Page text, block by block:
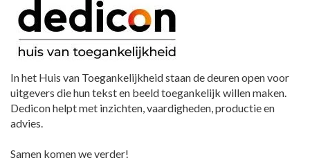
In het Huis van Toegankelijkheid staan de deuren open voor
uitgevers die hun tekst en beeld toegankelijk willen maken.
Dedicon helpt met inzichten, vaardigheden, productie en
advies.
Samen komen we verder!